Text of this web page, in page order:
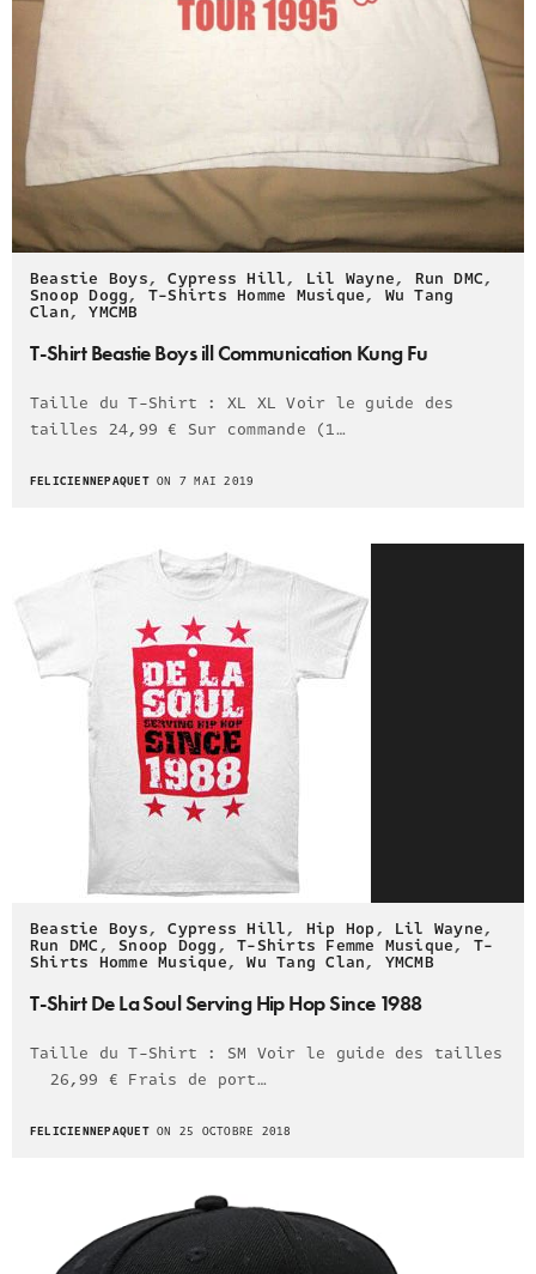
Beastie Boys,Cypress Hill, Lil Wayne, Run DMC,
Snoop Dogg, T-Shirts Homme Musique, Wu Tang
Clan,YMCMB
T-Shirt Beastie Boys ill Communication Kung Fu
Taille du T-Shirt : XL XL Voir le guide des
tailles 24,99 € Sur commande (1…
FELICIENNEPAQUETON 7 MAI 2019
Beastie Boys,Cypress Hill, Hip Hop, Lil Wayne,
Run DMC,Snoop Dogg,T-Shirts Femme Musique, T-
Shirts Homme Musique,Wu Tang Clan, YMCMB
T-Shirt De La Soul Serving Hip Hop Since 1988
Taille du T-Shirt : SM Voir le guide des tailles
26,99 € Frais de port…
FELICIENNEPAQUETON 25 OCTOBRE 2018